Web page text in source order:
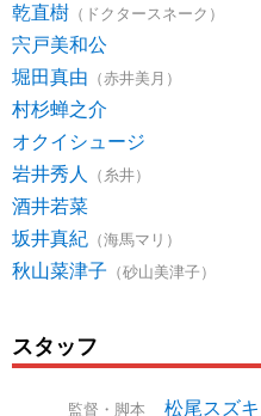
乾直樹 （ドクタースネーク）
宍戸美和公
堀田真由 （赤井美月）
村杉蝉之介
オクイシュージ
岩井秀人 （糸井）
酒井若菜
坂井真紀 （海馬マリ）
秋山菜津子 （砂山美津子）
スタッフ
監督・脚本 松尾スズキ